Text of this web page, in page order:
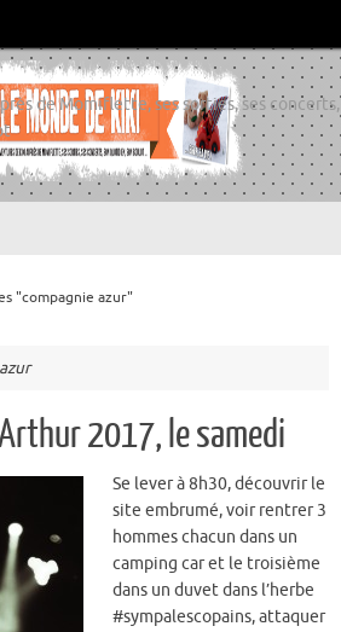
de Momiflette, ses sorties, ses concerts,
"compagnie azur"
2017, le samedi
Se lever à 8h30, découvrir le
site embrumé, voir rentrer 3
hommes chacun dans un
camping car et le troisième
dans un duvet dans l’herbe
#sympalescopains, attaquer